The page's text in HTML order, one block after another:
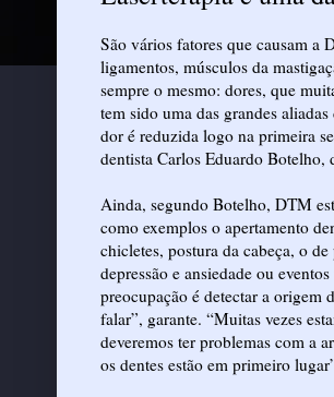
São vários fatores que causam
ligamentos, músculos da
sempre o mesmo: dores, que
tem sido uma das grandes
dor é reduzida logo na primeira
dentista Carlos Eduardo
Ainda, segundo Botelho, DTM
como exemplos o apertamento
chicletes, postura da cabeça, o
depressão e ansiedade ou
preocupação é detectar a origem
falar”, garante. “Muitas vezes
deveremos ter problemas com a
os dentes estão em primeiro